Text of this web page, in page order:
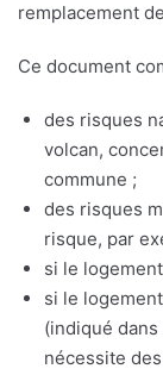
remplacement
Ce document
des risques
volcan,
commune ;
des risques
risque, par
si le
si le
(indiqué
nécessite